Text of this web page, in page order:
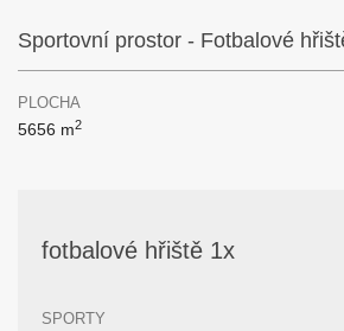
Sportovní prostor - Fotbalové
PLOCHA
5656 m2
fotbalové hřiště 1x
SPORTY